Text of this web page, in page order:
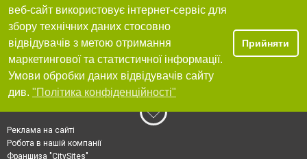
веб-сайт використовує інтернет-сервіс для
збору технічних даних стосовно
відвідувачів з метою отримання
маркетингової та статистичної інформації.
Умови обробки даних відвідувачів сайту
див. "Політика конфіденційності"
Прийняти
Реклама на сайті
Робота в нашій компанії
Франшиза "CitySites"